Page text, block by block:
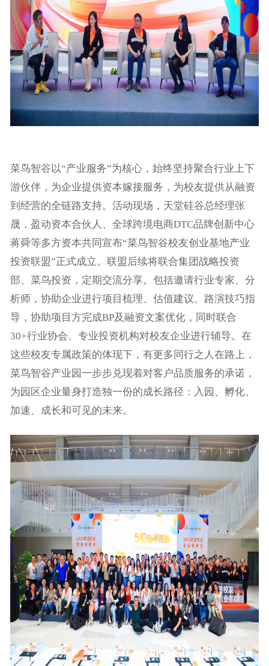
菜鸟智谷以“产业服务”为核心，始终坚持聚合行业上下
游伙伴，为企业提供资本嫁接服务，为校友提供从融资
到经营的全链路支持。活动现场，天堂硅谷总经理张
晟， 盈动资本合伙人、全球跨境电商DTC品牌创新中心
蒋舜等多方资本共同宣布“菜鸟智谷校友创业基地产业
投资联盟”正式成立。联盟后续将联合集团战略投资
部、菜鸟投资，定期交流分享。包括邀请行业专家、分
析师，协助企业进行项目梳理、估值建议、路演技巧指
导，协助项目方完成BP及融资文案优化，同时联合
30+行业协会、专业投资机构对校友企业进行辅导。在
这些校友专属政策的体现下，有更多同行之人在路上，
菜鸟智谷产业园一步步兑现着对客户品质服务的承诺，
为园区企业量身打造独一份的成长路径：入园、孵化、
加速、成长和可见的未来。